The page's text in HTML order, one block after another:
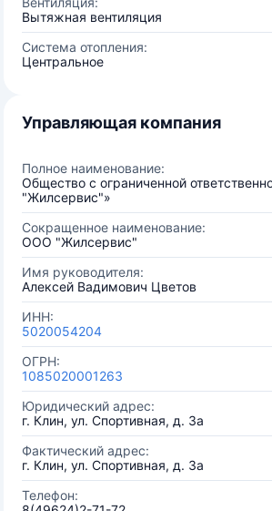
Вытяжная вентиляция
Система отопления:
Центральное
Управляющая компания
Полное наименование:
Общество с ограниченной
"Жилсервис"»
Сокращенное наименование:
ООО "Жилсервис"
Имя руководителя:
Алексей Вадимович Цветов
ИНН:
5020054204
ОГРН:
1085020001263
Юридический адрес:
г. Клин, ул. Спортивная, д. 3а
Фактический адрес:
г. Клин, ул. Спортивная, д. 3а
Телефон: